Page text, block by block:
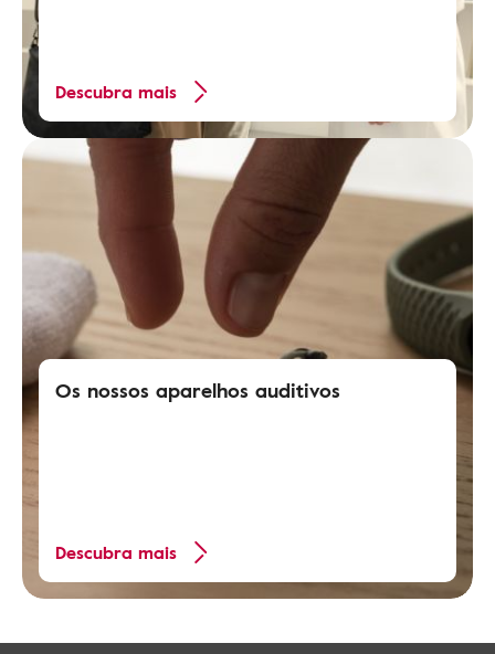
Descubra mais
Os nossos aparelhos auditivos
Descubra mais